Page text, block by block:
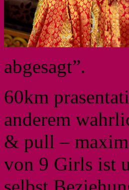
abgesagt”.
60km
anderem
& pull –
von 9 Girls ist